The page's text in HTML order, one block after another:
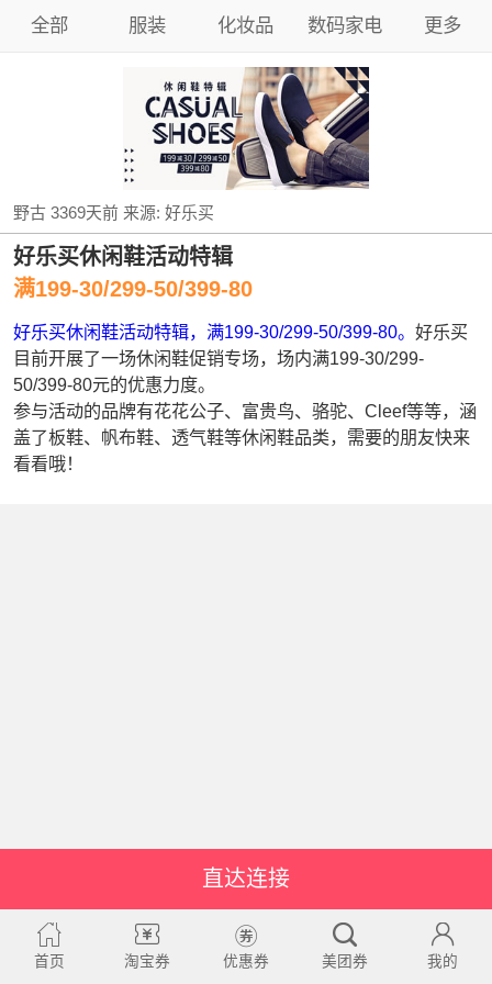
全部 服装 化妆品 数码家电 更多
野古 3369天前来源:好乐买
好乐买休闲鞋活动特辑
满199-30/299-50/399-80
好乐买休闲鞋活动特辑，满199-30/299-50/399-80。好乐买
目前开展了一场休闲鞋促销专场，场内满199-30/299-
50/399-80元的优惠力度。
参与活动的品牌有花花公子、富贵鸟、骆驼、Cleef等等，涵
盖了板鞋、帆布鞋、透气鞋等休闲鞋品类，需要的朋友快来
看看哦！
直达连接
首页 淘宝券 优惠券 美团券 我的